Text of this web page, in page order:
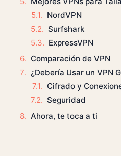
NordVPN
Surfshark
ExpressVPN
Comparación de VPN
¿Debería Usar un VPN
Cifrado y
Seguridad
Ahora, te toca a ti